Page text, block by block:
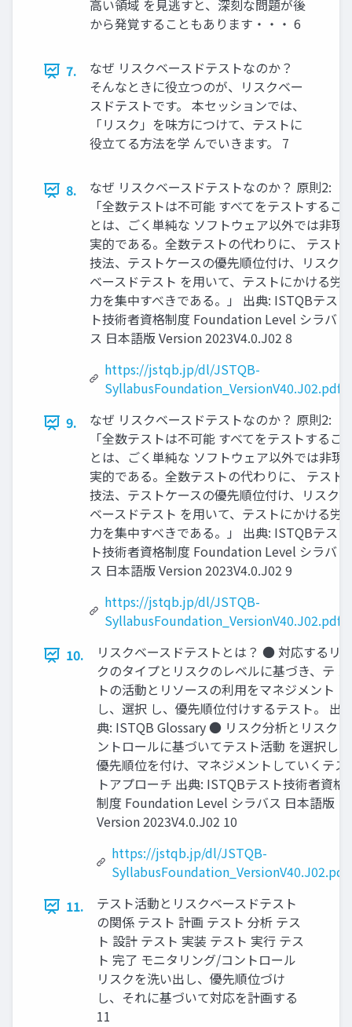
高い領域 を見逃すと、深刻な問題が後
から発覚することもあります・・・ 6
7.
なぜ リスクベースドテストなのか？
そんなときに役立つのが、リスクベー
スドテストです。 本セッションでは、
「リスク」を味方につけて、テストに
役立てる方法を学 んでいきます。 7
8.
なぜ リスクベースドテストなのか？ 原則2:
「全数テストは不可能 すべてをテストするこ
とは、ごく単純な ソフトウェア以外では非現
実的である。全数テストの代わりに、 テスト
技法、テストケースの優先順位付け、リスク
ベースドテスト を用いて、テストにかける労
力を集中すべきである。」 出典: ISTQBテス
ト技術者資格制度 Foundation Level シラバ
ス 日本語版 Version 2023V4.0.J02 8
https://jstqb.jp/dl/JSTQB-
SyllabusFoundation_VersionV40.J02.pdf
9.
なぜ リスクベースドテストなのか？ 原則2:
「全数テストは不可能 すべてをテストするこ
とは、ごく単純な ソフトウェア以外では非現
実的である。全数テストの代わりに、 テスト
技法、テストケースの優先順位付け、リスク
ベースドテスト を用いて、テストにかける労
力を集中すべきである。」 出典: ISTQBテス
ト技術者資格制度 Foundation Level シラバ
ス 日本語版 Version 2023V4.0.J02 9
https://jstqb.jp/dl/JSTQB-
SyllabusFoundation_VersionV40.J02.pdf
10.
リスクベースドテストとは？ ● 対応するリ
クのタイプとリスクのレベルに基づき、テ ス
トの活動とリソースの利用をマネジメント
し、選択 し、優先順位付けするテスト。 出
典: ISTQB Glossary ● リスク分析とリスクコ
ントロールに基づいてテスト活動 を選択し、
優先順位を付け、マネジメントしていくテス
トアプローチ 出典: ISTQBテスト技術者資格
制度 Foundation Level シラバス 日本語版
Version 2023V4.0.J02 10
https://jstqb.jp/dl/JSTQB-
SyllabusFoundation_VersionV40.J02.pdf
11.
テスト活動とリスクベースドテスト
の関係 テスト 計画 テスト 分析 テス
ト 設計 テスト 実装 テスト 実行 テス
ト 完了 モニタリング/コントロール
リスクを洗い出し、優先順位づけ
し、それに基づいて対応を計画する
11